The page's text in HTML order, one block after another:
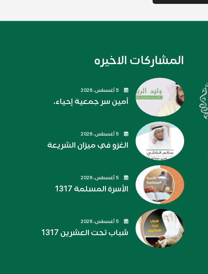
المشاركات الاخيره
أمين سر جمعية إحياء.
الغزو في ميزان الشريعة
الأسرة المسلمة 1317
شباب تحت العشرين 1317